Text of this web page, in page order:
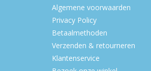
Algemene voorwaarden
Privacy Policy
Betaalmethoden
Verzenden & retourneren
Klantenservice